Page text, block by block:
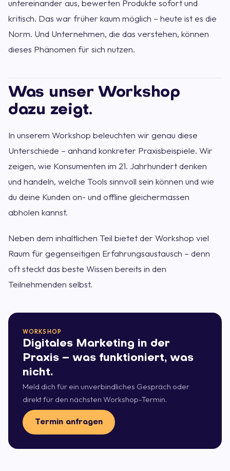
untereinander aus, bewerten Produkte sofort und
kritisch. Das war früher kaum möglich – heute ist es die
Norm. Und Unternehmen, die das verstehen, können
dieses Phänomen für sich nutzen.
Was unser Workshop
dazu zeigt.
In unserem Workshop beleuchten wir genau diese
Unterschiede – anhand konkreter Praxisbeispiele. Wir
zeigen, wie Konsumenten im 21. Jahrhundert denken
und handeln, welche Tools sinnvoll sein können und wie
du deine Kunden on- und offline gleichermassen
abholen kannst.
Neben dem inhaltlichen Teil bietet der Workshop viel
Raum für gegenseitigen Erfahrungsaustausch – denn
oft steckt das beste Wissen bereits in den
Teilnehmenden selbst.
WORKSHOP
Digitales Marketing in der
Praxis – was funktioniert, was
nicht.
Meld dich für ein unverbindliches Gespräch oder
direkt für den nächsten Workshop-Termin.
Termin anfragen